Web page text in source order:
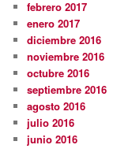
febrero 2017
enero 2017
diciembre 2016
noviembre 2016
octubre 2016
septiembre 2016
agosto 2016
julio 2016
junio 2016